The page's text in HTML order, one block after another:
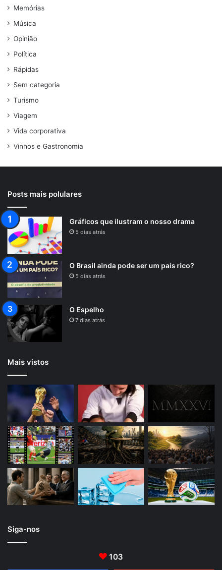
Memórias
Música
Opinião
Política
Rápidas
Sem categoria
Turismo
Viagem
Vida corporativa
Vinhos e Gastronomia
Posts mais polulares
Gráficos que ilustram o nosso drama
5 dias atrás
O Brasil ainda pode ser um país rico?
5 dias atrás
O Espelho
7 dias atrás
Mais vistos
Siga-nos
103